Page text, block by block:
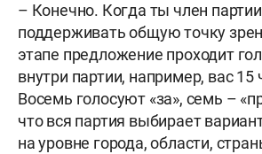
– Конечно. Когда ты член
поддерживать общую точку
этапе предложение проходит
внутри партии, например, вас 15
Восемь голосуют «за», семь –
что вся партия выбирает
на уровне города, области,